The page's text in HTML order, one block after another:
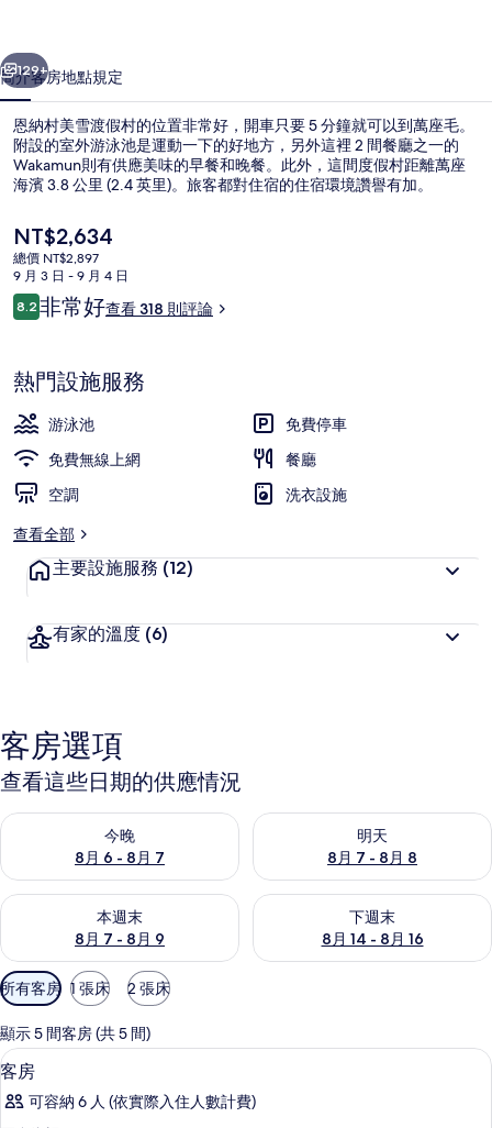
村
的
相
片
個 下一個
129+
簡介客房地點規定
恩納村美雪渡假村的位置非常好，開車只要 5 分鐘就可以到萬座毛。
附設的室外游泳池是運動一下的好地方，另外這裡 2 間餐廳之一的
Wakamun則有供應美味的早餐和晚餐。此外，這間度假村距離萬座
海濱 3.8 公里 (2.4 英里)。旅客都對住宿的住宿環境讚譽有加。
目
前
的
價
格
NT$2,634
總價 NT$2,897
9 月 3 日 - 9 月 4 日
評
論
8.28.2 分，滿分 10 分，
非常好查看 318 則評論
熱門設施服務
游泳池
免費停車
免費無線上網
餐廳
空調
洗衣設施
查看全部
主要設施服務 (12)
有家的溫度 (6)
客房選項
查看這些日期的供應情況
今晚
8月 6 - 8月 7
查看今晚 (8月 6 - 8月 7) 的供應情況
明天
8月 7 - 8月 8
查看明天 (8月 7 - 8月 8) 的供
本週末
8月 7 - 8月 9
查看本週末 (8月 7 - 8月 9) 的供應情況
下週末
8月 14 - 8月 16
查看下週末 (8月 14 - 8月 16)
可
用
的
客
房
篩
所有客房 1 張床 2 張床
顯示 5 間客房 (共 5 間)
顯
示
1
客房
可容納 6 人 (依實際入住人數計費)